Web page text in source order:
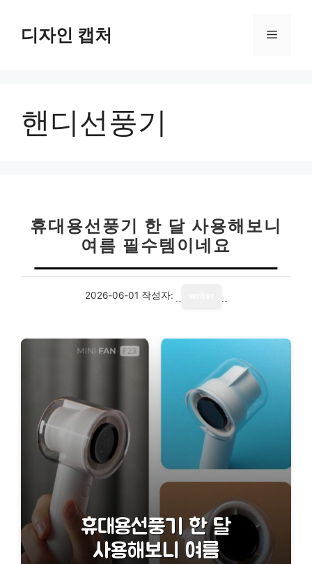
디자인 캡처 메
핸디선풍기
휴대용선풍기 한 달 사용해보니
여름 필수템이네요
2026-06-01 작성자: